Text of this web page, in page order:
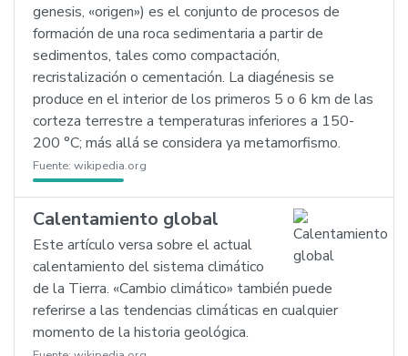
genesis, «origen») es el conjunto de procesos de
formación de una roca sedimentaria a partir de
sedimentos, tales como compactación,
recristalización o cementación. La diagénesis se
produce en el interior de los primeros 5 o 6 km de las
corteza terrestre a temperaturas inferiores a 150-
200 °C; más allá se considera ya metamorfismo.
Fuente: wikipedia.org
Calentamiento global
Este artículo versa sobre el actual
calentamiento del sistema climático
de la Tierra. «Cambio climático» también puede
referirse a las tendencias climáticas en cualquier
momento de la historia geológica.